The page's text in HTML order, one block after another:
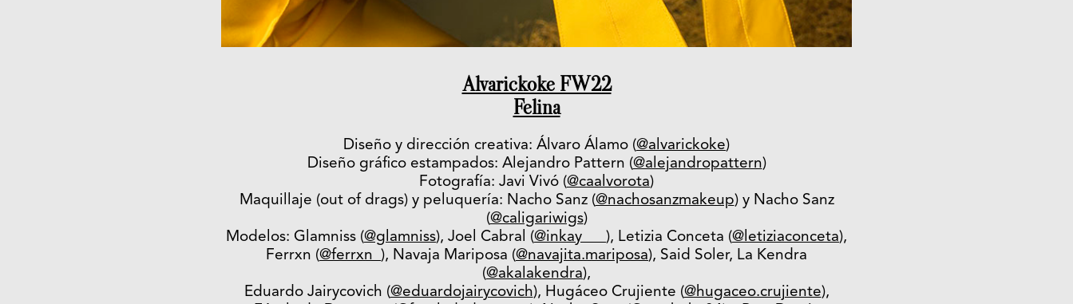
Alvarickoke FW22
Felina
Diseño y dirección creativa: Álvaro Álamo (@alvarickoke)
Diseño gráfico estampados: Alejandro Pattern (@alejandropattern)
Fotografía: Javi Vivó (@caalvorota)
Maquillaje (out of drags) y peluquería: Nacho Sanz (@nachosanzmakeup) y Nacho Sanz
(@caligariwigs)
Modelos: Glamniss (@glamniss), Joel Cabral (@inkay___ ), Letizia Conceta (@letiziaconceta),
Ferrxn (@ferrxn_ ), Navaja Mariposa (@navajita.mariposa), Said Soler, La Kendra
(@akalakendra),
Eduardo Jairycovich (@eduardojairycovich), Hugáceo Crujiente (@hugaceo.crujiente),